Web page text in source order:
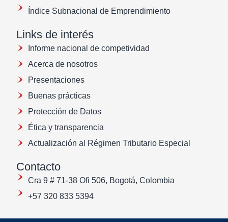
Índice Subnacional de Emprendimiento
Links de interés
Informe nacional de competividad
Acerca de nosotros
Presentaciones
Buenas prácticas
Protección de Datos
Ética y transparencia
Actualización al Régimen Tributario Especial
Contacto
Cra 9 # 71-38 Ofi 506, Bogotá, Colombia
+57 320 833 5394